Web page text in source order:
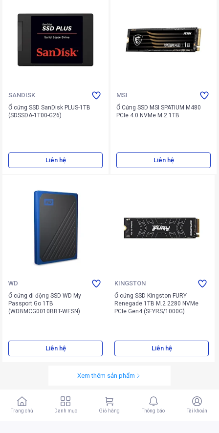
SANDISK
Ổ cứng SSD SanDisk PLUS-1TB
(SDSSDA-1T00-G26)
Liên hệ
MSI
Ổ Cứng SSD MSI SPATIUM M480
PCIe 4.0 NVMe M.2 1TB
Liên hệ
WD
Ổ cứng di động SSD WD My
Passport Go 1TB
(WDBMCG0010BBT-WESN)
Liên hệ
KINGSTON
Ổ cứng SSD Kingston FURY
Renegade 1TB M.2 2280 NVMe
PCIe Gen4 (SFYRS/1000G)
Liên hệ
Xem thêm sản phẩm
Trang chủ Danh mục Giỏ hàng Thông báo Tài khoản